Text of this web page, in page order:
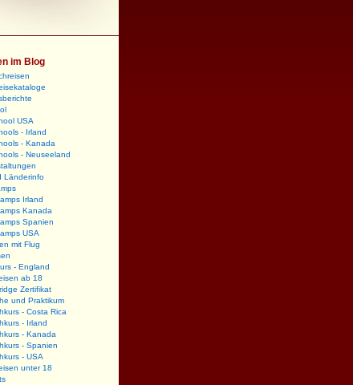
im Blog
USA
- Irland
- Kanada
- Neuseeland
Länderinfo
Irland
Kanada
Spanien
USA
mit Flug
- England
ab 18
Zertifikat
und Praktikum
- Costa Rica
- Irland
- Kanada
- Spanien
- USA
unter 18